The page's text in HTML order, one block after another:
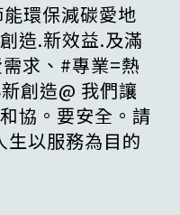
環保減碳愛地
造.新效益.及滿
求、#專業=熱
創造@ 我們讓
協。要安全。請
生以服務為目的